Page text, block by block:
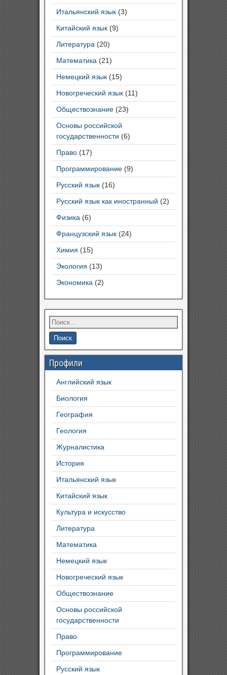
Итальянский язык (3)
Китайский язык (9)
Литература (20)
Математика (21)
Немецкий язык (15)
Новогреческий язык (11)
Обществознание (23)
Основы российской
государственности (6)
Право (17)
Программирование (9)
Русский язык (16)
Русский язык как иностранный (2)
Физика (6)
Французский язык (24)
Химия (15)
Экология (13)
Экономика (2)
Профили
Английский язык
Биология
География
Геология
Журналистика
История
Итальянский язык
Китайский язык
Культура и искусство
Литература
Математика
Немецкий язык
Новогреческий язык
Обществознание
Основы российской
государственности
Право
Программирование
Русский язык